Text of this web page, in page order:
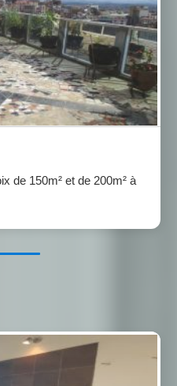
de 150m² et de 200m² à